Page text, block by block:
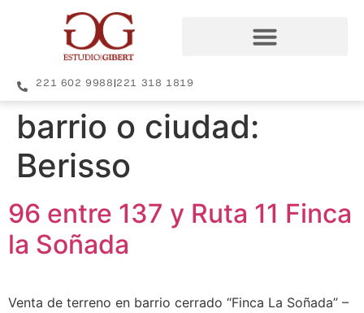
221 602 9988|221 318 1819
barrio o ciudad:
Berisso
96 entre 137 y Ruta 11 Finca
la Soñada
Venta de terreno en barrio cerrado “Finca La Soñada” –